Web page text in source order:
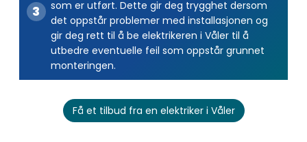
som er utført. Dette gir deg trygghet dersom
det oppstår problemer med installasjonen og
gir deg rett til å be elektrikeren i Våler til å
utbedre eventuelle feil som oppstår grunnet
monteringen.
Få et tilbud fra en elektriker i Våler